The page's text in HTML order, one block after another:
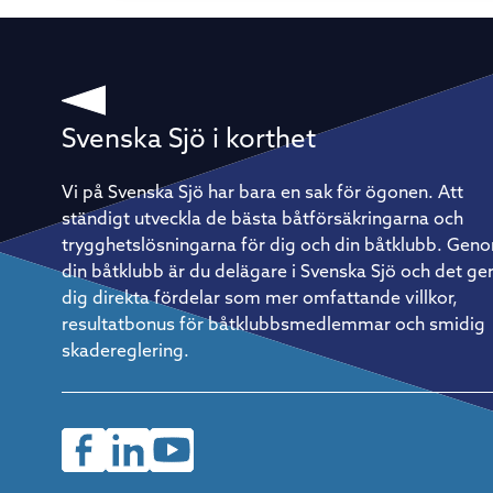
utan att varje enskild besättningsmedlem behöver göra
något. Doublehanded är raka motsatsen. – Det är aldrig
vila – det är det som är så kul, säger han. Det innebär förstås
också att förberedelserna väger tyngre. Allt ombord måste
vara genomtänkt, från rigg och segeltrim till rutiner för att
och sova. Vila är också en taktik På ett lopp av Gotland Runts
kaliber – flera hundra nautiska mil runt en hel ö – räcker det
inte att bara vara duktig på att segla. Återhämtning blir lika
strategisk som vindtaktik. – Vi kör ett rullande schema med
tre timmars segling följt av tre timmars vila. Det måste få
vara flexibelt i praktiken, men fasta rutiner är avgörande för
att verkligen återhämta sig ordentligt. Så kommer du igång
Christian Harding är tydlig med rådet till den som vill prova
på: börja enkelt. En mindre, lätthanterlig båt och en pålitlig
kompis med rätt inställning är allt som behövs för att ta de
första stegen. Saknar man egen båt finns det ofta möjlighet
att hoppa på som gast hos en erfaren båtägare – ett utmärkt
sätt att lära sig formatet inifrån innan man investerar i eget
material.
Svenska Sjö i korthet
Vi på Svenska Sjö har bara en sak för ögonen. Att
ständigt utveckla de bästa båtförsäkringarna och
trygghetslösningarna för dig och din båtklubb.
din båtklubb är du delägare i Svenska Sjö och det ger
dig direkta fördelar som mer omfattande villkor,
resultatbonus för båtklubbsmedlemmar och smidig
skadereglering.